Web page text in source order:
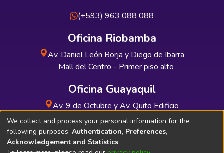
(+593) 963 088 088
Oficina Riobamba
Av. Daniel León Borja y Diego de Ibarra
Mall del Centro - Primer piso alto
Oficina Guayaquil
Av. 9 de Octubre y Av. Quito Edificio
INDUAUTO - Planta baja
We collect and process your personal information for the
following purposes: Authentication, Preferences,
Acknowledgement and Statistics.